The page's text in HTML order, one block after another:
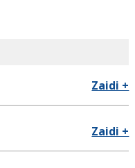
Zaidi +
Zaidi +